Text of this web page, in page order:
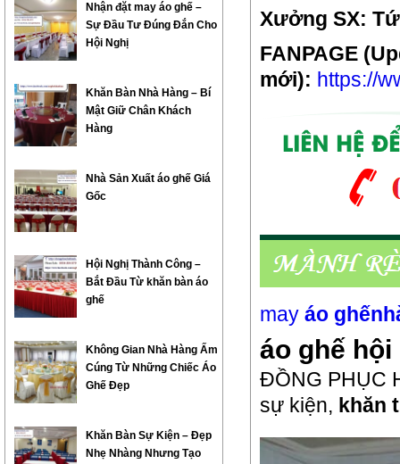
Xưởng SX:
FANPAGE
mới): https://
may áo
áo ghế
ĐỒNG PHỤC
sự kiện, khăn
Nhận đặt may áo ghế –
Sự Đầu Tư Đúng Đắn Cho
Hội Nghị
Khăn Bàn Nhà Hàng – Bí
Mật Giữ Chân Khách
Hàng
Nhà Sản Xuất áo ghế Giá
Gốc
Hội Nghị Thành Công –
Bắt Đầu Từ khăn bàn áo
ghế
Không Gian Nhà Hàng Ấm
Cúng Từ Những Chiếc Áo
Ghế Đẹp
Khăn Bàn Sự Kiện – Đẹp
Nhẹ Nhàng Nhưng Tạo